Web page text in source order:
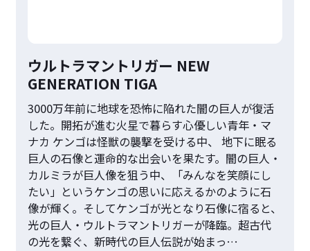
ウルトラマントリガー NEW
GENERATION TIGA
3000万年前に地球を恐怖に陥れた闇の巨人が復活
した。開拓が進む火星で暮らす心優しい青年・マ
ナカ ケンゴは怪獣の襲撃を受ける中、 地下に眠る
巨人の石像と運命的な出会いを果たす。闇の巨人・
カルミラが巨人像を狙う中、「みんなを笑顔にし
たい」というケンゴの思いに応えるかのように石
像が輝く。そしてケンゴが光となり石像に宿ると、
光の巨人・ウルトラマントリガーが降臨。超古代
の光を繋ぐ、新時代の巨人伝説が始まっ…